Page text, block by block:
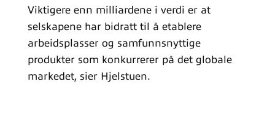
Viktigere enn milliardene i verdi er at
selskapene har bidratt til å etablere
arbeidsplasser og samfunnsnyttige
produkter som konkurrerer på det globale
markedet, sier Hjelstuen.